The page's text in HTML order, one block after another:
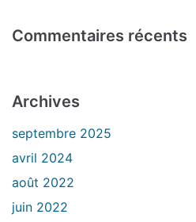
Commentaires récents
Archives
septembre 2025
avril 2024
août 2022
juin 2022